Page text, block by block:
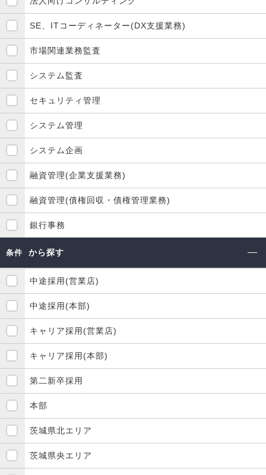
SE、ITコーディネーター(DX支援業務)
市場関連業務監査
システム監査
セキュリティ管理
システム管理
システム企画
融資管理(企業支援業務)
融資管理(債権回収・債権管理業務)
銀行事務
条件 から探す
中途採用(営業店)
中途採用(本部)
キャリア採用(営業店)
キャリア採用(本部)
第二新卒採用
本部
茨城県北エリア
茨城県央エリア